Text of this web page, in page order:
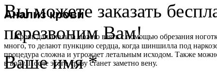
Анализ крови
Кровь для анализа можно взять с помощью обрезания
много, то делают пункцию сердца, когда шиншилла под
процедура сложна и угрожает летальным исходом. Также
в воду. После этого сразу станет заметно вену.
Вы можете заказать
перезвоним Вам!
Ваше имя*